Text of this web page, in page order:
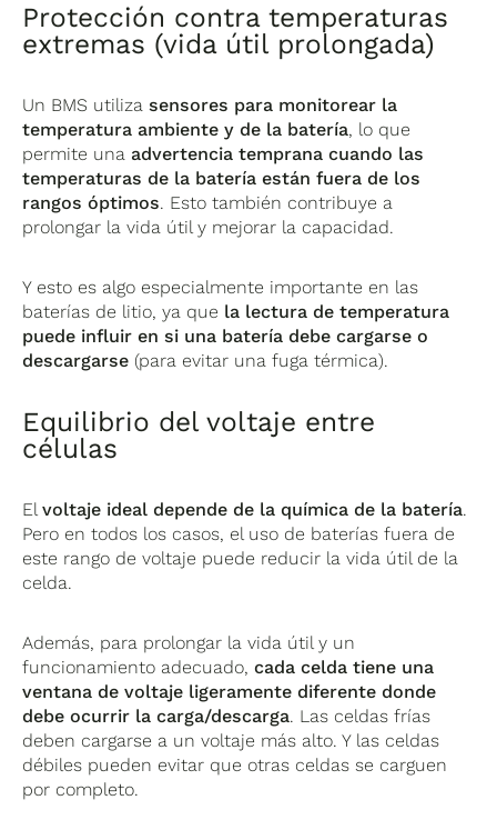
Protección contra temperaturas
extremas (vida útil prolongada)
Un BMS utilizasensores para monitorear la
temperatura ambiente y de la batería, lo que
permite una advertencia temprana cuando las
temperaturas de la batería están fuera de los
rangos óptimos. Esto también contribuye a
prolongar la vida útil y mejorar la capacidad.
Y esto es algo especialmente importante en las
baterías de litio, ya que la lectura de temperatura
puede influir en si una batería debe cargarse o
descargarse (para evitar una fuga térmica).
Equilibrio del voltaje entre
células
Elvoltaje ideal depende de la química de la batería.
Pero en todos los casos, el uso de baterías fuera de
este rango de voltaje puede reducir la vida útil de la
celda.
Además, para prolongar la vida útil y un
funcionamiento adecuado,cada celda tiene una
ventana de voltaje ligeramente diferente donde
debe ocurrir la carga/descarga. Las celdas frías
deben cargarse a un voltaje más alto. Y las celdas
débiles pueden evitar que otras celdas se carguen
por completo.